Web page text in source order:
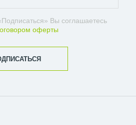
Вы соглашаетесь
оферты